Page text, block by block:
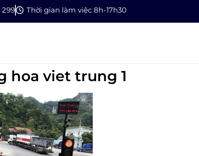
299 Thời gian làm việc 8h-17h30
hoa viet trung 1